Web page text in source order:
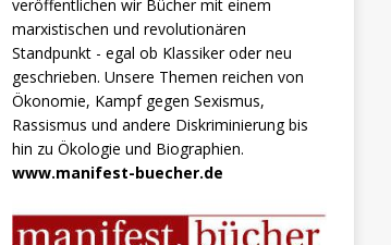
veröffentlichen wir Bücher mit einem
marxistischen und revolutionären
Standpunkt - egal ob Klassiker oder neu
geschrieben. Unsere Themen reichen von
Ökonomie, Kampf gegen Sexismus,
Rassismus und andere Diskriminierung bis
hin zu Ökologie und Biographien.
www.manifest-buecher.de